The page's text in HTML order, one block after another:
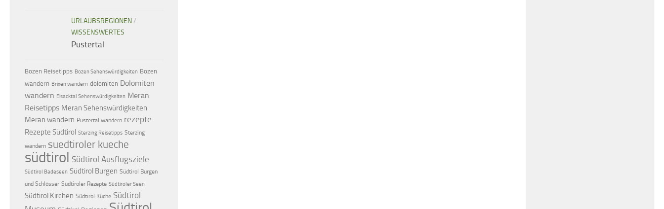
URLAUBSREGIONEN/
WISSENSWERTES
Pustertal
Bozen Reisetipps Bozen Sehenswürdigkeiten Bozen
wandern Brixen wandern dolomiten Dolomiten
wandern Eisacktal Sehenswürdigkeiten Meran
Reisetipps Meran Sehenswürdigkeiten
Meran wandern Pustertal wandern rezepte
Rezepte Südtirol Sterzing Reisetipps Sterzing
wandern suedtiroler kueche
südtirol Südtirol Ausflugsziele
Südtirol Badeseen Südtirol Burgen Südtirol Burgen
und Schlösser Südtiroler Rezepte Südtiroler Seen
Südtirol Kirchen Südtirol Küche Südtirol